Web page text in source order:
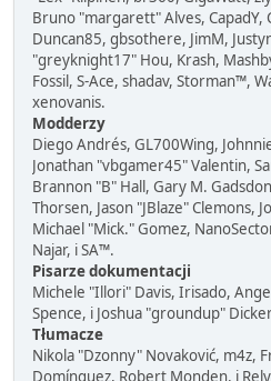
Bruno "margarett" Alves, CapadY,
Duncan85, gbsothere, JimM,
"greyknight17" Hou, Krash,
Fossil, S-Ace, shadav, Storman™,
xenovanis.
Modderzy
Diego Andrés, GL700Wing,
Jonathan "vbgamer45" Valentin,
Brannon "B" Hall, Gary M.
Thorsen, Jason "JBlaze" Clemons,
Michael "Mick." Gomez,
Najar, i SA™.
Pisarze dokumentacji
Michele "Illori" Davis, Irisado,
Spence, i Joshua "groundup"
Tłumacze
Nikola "Dzonny" Novaković, m4z,
Domínguez, Robert Monden, i